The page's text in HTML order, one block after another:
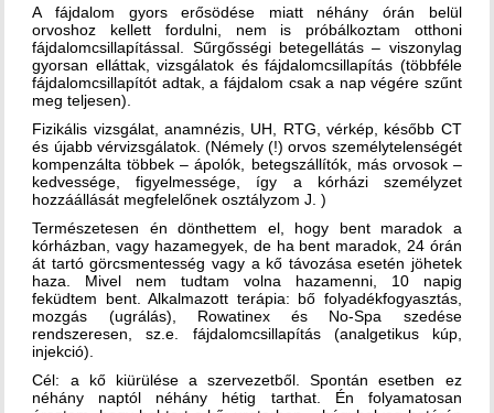
A fájdalom gyors erősödése miatt néhány órán belül
orvoshoz kellett fordulni, nem is próbálkoztam otthoni
fájdalomcsillapítással. Sűrgősségi betegellátás – viszonylag
gyorsan elláttak, vizsgálatok és fájdalomcsillapítás (többféle
fájdalomcsillapítót adtak, a fájdalom csak a nap végére szűnt
meg teljesen).
Fizikális vizsgálat, anamnézis, UH, RTG, vérkép, később CT
és újabb vérvizsgálatok. (Némely (!) orvos személytelenségét
kompenzálta többek – ápolók, betegszállítók, más orvosok –
kedvessége, figyelmessége, így a kórházi személyzet
hozzáállását megfelelőnek osztályzom J. )
Természetesen én dönthettem el, hogy bent maradok a
kórházban, vagy hazamegyek, de ha bent maradok, 24 órán
át tartó görcsmentesség vagy a kő távozása esetén jöhetek
haza. Mivel nem tudtam volna hazamenni, 10 napig
feküdtem bent. Alkalmazott terápia: bő folyadékfogyasztás,
mozgás (ugrálás), Rowatinex és No-Spa szedése
rendszeresen, sz.e. fájdalomcsillapítás (analgetikus kúp,
injekció).
Cél: a kő kiürülése a szervezetből. Spontán esetben ez
néhány naptól néhány hétig tarthat. Én folyamatosan